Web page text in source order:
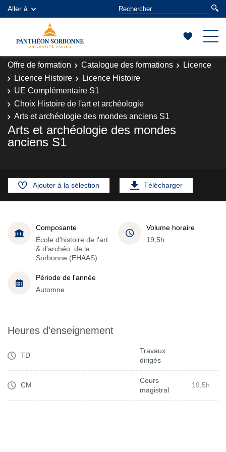
Aller à
Offre de formation Catalogue des formations
Licence
Licence Histoire
Licence Histoire
UE Complémentaire S1
Choix Histoire de l'art et archéologie
Arts et archéologie des mondes anciens S1
Arts et archéologie des mondes
anciens S1
Ajouter à la sélection Télécharger
Composante
École d'histoire de l'art
& d'archéo. de la
Sorbonne (EHAAS)
Volume horaire
19,5h
Période de l'année
Automne
Heures d'enseignement
TD
Travaux
dirigés
CM
Cours
magistral
19,5h